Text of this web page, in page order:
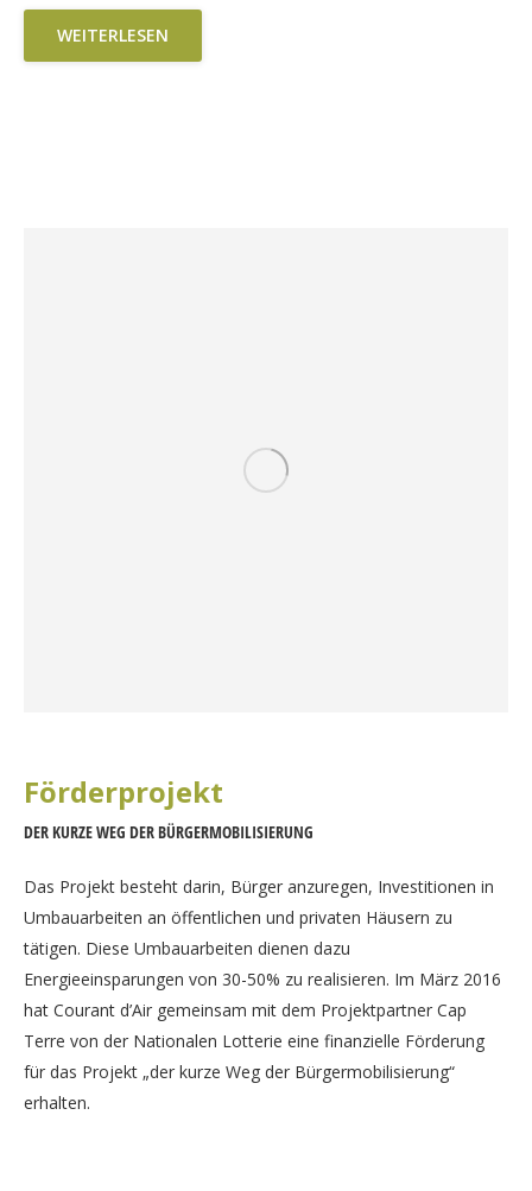
WEITERLESEN
Förderprojekt
DER KURZE WEG DER BÜRGERMOBILISIERUNG
Das Projekt besteht darin, Bürger anzuregen, Investitionen in
Umbauarbeiten an öffentlichen und privaten Häusern zu
tätigen. Diese Umbauarbeiten dienen dazu
Energieeinsparungen von 30-50% zu realisieren. Im März 2016
hat Courant d’Air gemeinsam mit dem Projektpartner Cap
Terre von der Nationalen Lotterie eine finanzielle Förderung
für das Projekt „der kurze Weg der Bürgermobilisierung“
erhalten.